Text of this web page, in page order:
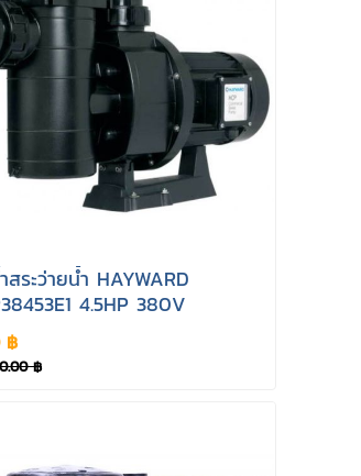
สระว่ายน้ำ HAYWARD
4.5HP 380V
฿
฿